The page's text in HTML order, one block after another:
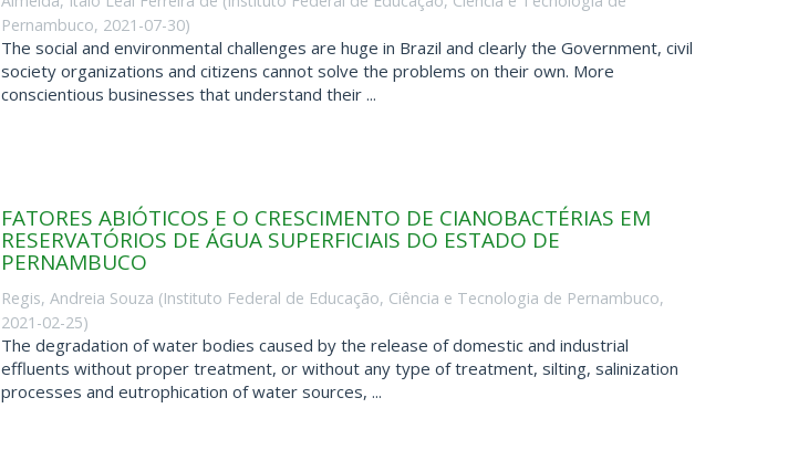
Pernambuco, 2021-07-30)
The social and environmental challenges are huge in Brazil and clearly the Government, civil
society organizations and citizens cannot solve the problems on their own. More
conscientious businesses that understand their ...
FATORES ABIÓTICOS E O CRESCIMENTO DE CIANOBACTÉRIAS EM
RESERVATÓRIOS DE ÁGUA SUPERFICIAIS DO ESTADO DE
PERNAMBUCO
Regis, Andreia Souza (Instituto Federal de Educação, Ciência e Tecnologia de Pernambuco,
2021-02-25)
The degradation of water bodies caused by the release of domestic and industrial
effluents without proper treatment, or without any type of treatment, silting, salinization
processes and eutrophication of water sources, ...